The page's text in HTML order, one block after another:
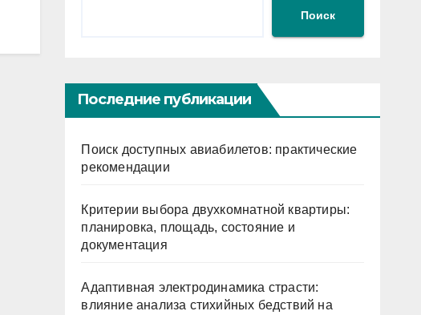
Поиск
Последние публикации
Поиск доступных авиабилетов: практические
рекомендации
Критерии выбора двухкомнатной квартиры:
планировка, площадь, состояние и
документация
Адаптивная электродинамика страсти:
влияние анализа стихийных бедствий на